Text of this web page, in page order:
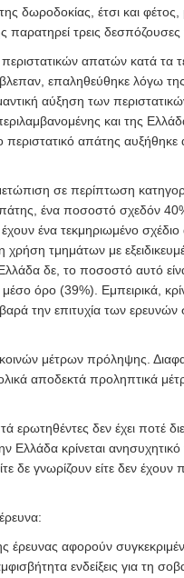
δωροδοκίας, έτσι και
παρατηρεί τρεις δεσπόζουσες
απατών κατά τα
επαληθεύθηκε λόγω
αύξηση των
και της
περιστατικό απάτης
σε περίπτωση
ένα ποσοστό σχεδόν
ένα τεκμηριωμένο
χρήση τμημάτων με
δε, το ποσοστό αυτό
όρο (39%). Εμπειρικά,
την επιτυχία των ερευνών
μέτρων πρόληψης.
αποδεκτά προληπτικά
ερωτηθέντες δεν έχει ποτέ
Ελλάδα κρίνεται
δε γνωρίζουν είτε δεν έχουν
έρευνας αφορούν
ενδείξεις για τη